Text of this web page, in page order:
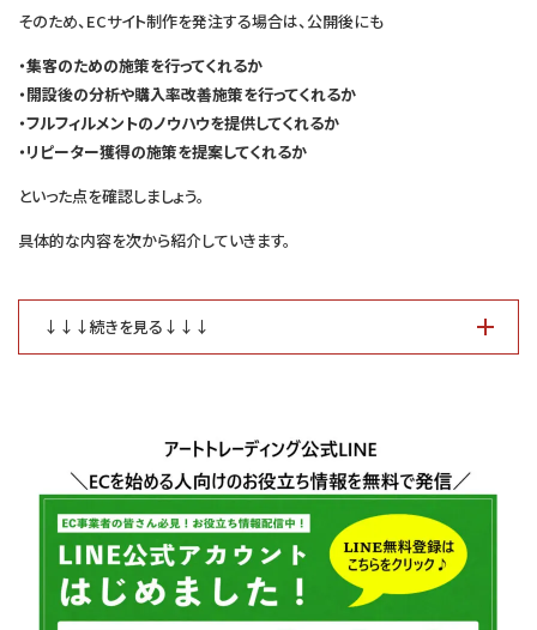
そのため、ECサイト制作を発注する場合は、公開後にも
・集客のための施策を行ってくれるか
・開設後の分析や購入率改善施策を行ってくれるか
・フルフィルメントのノウハウを提供してくれるか
・リピーター獲得の施策を提案してくれるか
といった点を確認しましょう。
具体的な内容を次から紹介していきます。
↓↓↓続きを見る↓↓↓